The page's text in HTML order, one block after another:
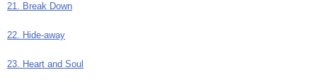
21. Break Down
22. Hide-away
23. Heart and Soul